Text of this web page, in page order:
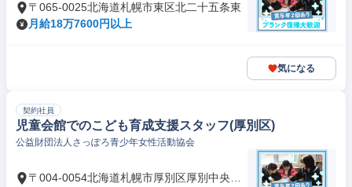
〒065-0025北海道札幌市東区北二十五条東
月給18万7600円以上
気になる
契約社員
児童会館でのこども育成支援スタッフ(厚別区)
公益財団法人さっぽろ青少年女性活動協会
〒004-0054北海道札幌市厚別区厚別中央四